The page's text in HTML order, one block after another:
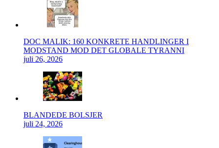
DOC MALIK: 160 KONKRETE HANDLINGER I
MODSTAND MOD DET GLOBALE TYRANNI
juli 26, 2026
BLANDEDE BOLSJER
juli 24, 2026